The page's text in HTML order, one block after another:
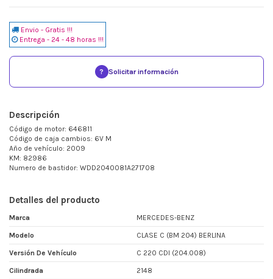
Envio - Gratis !!!
Entrega - 24 - 48 horas !!!
? Solicitar información
Descripción
Código de motor: 646811
Código de caja cambios: 6V M
Año de vehículo: 2009
KM: 82986
Numero de bastidor: WDD2040081A271708
Detalles del producto
Marca MERCEDES-BENZ
Modelo CLASE C (BM 204) BERLINA
Versión De Vehículo C 220 CDI (204.008)
Cilindrada 2148